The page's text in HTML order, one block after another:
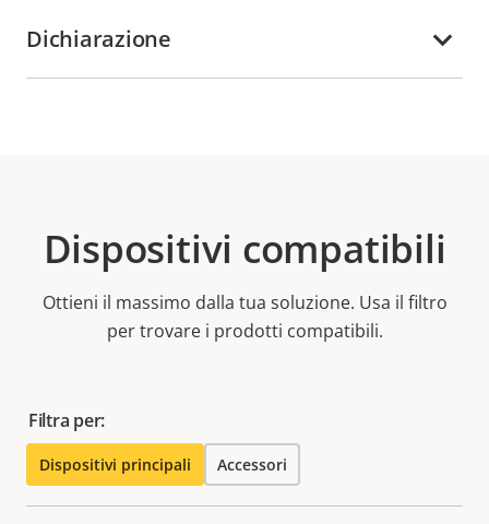
Dichiarazione
Dispositivi compatibili
Ottieni il massimo dalla tua soluzione. Usa il filtro
per trovare i prodotti compatibili.
Filtra per:
Dispositivi principali Accessori